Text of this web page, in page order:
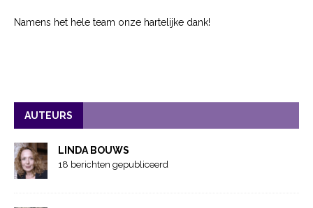
Namens het hele team onze hartelijke dank!
AUTEURS
LINDA BOUWS
18 berichten gepubliceerd